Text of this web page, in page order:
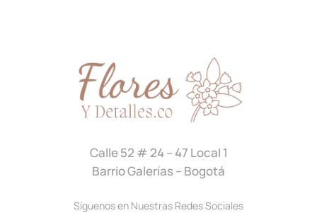
Calle 52 # 24 – 47 Local 1
Barrio Galerías – Bogotá
Síguenos en Nuestras Redes Sociales